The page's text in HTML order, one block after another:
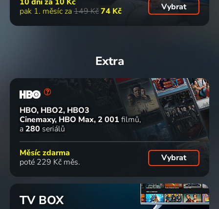
pak 1. měsíc za 149 Kč74 Kč Vybrat
Extra
HBO, HBO2, HBO3
Cinemaxy, HBO Max 2 001 filmů
a 280 seriálů
Měsíc zdarma
poté 229 Kč měs.
Vybrat
TV BOX